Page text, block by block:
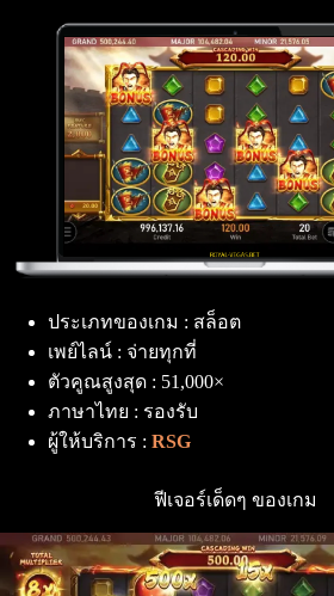
ประเภทของเกม : สล็อต
เพย์ไลน์ : จ่ายทุกที่
ตัวคูณสูงสุด : 51,000×
ภาษาไทย : รองรับ
ผู้ให้บริการ : RSG
ฟีเจอร์เด็ดๆ ของเกม